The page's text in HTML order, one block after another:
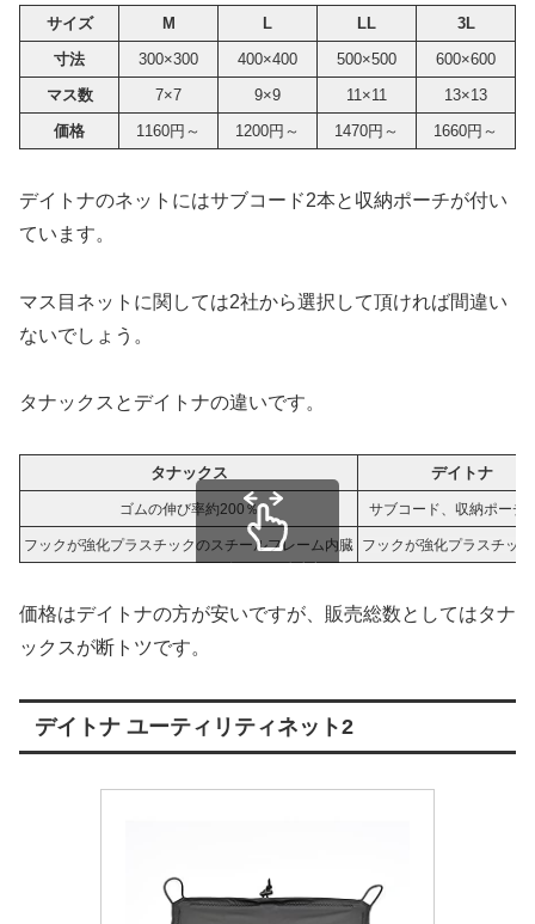
サイズ M L LL
3L
寸法
300×300 400×400 500×500
600×600
マス数
7×7 9×9 11×11
13×13
価格
1160円～ 1200円～ 1470円～ 1660円～
デイトナのネットにはサブコード2本と収納ポーチが付い
ています。
マス目ネットに関しては2社から選択して頂ければ間違い
ないでしょう。
タナックスとデイトナの違いです。
タナックス デイトナ
ゴムの伸び率約200％ サブコード、収納ポーチ
フックが強化プラスチックのスチールフレーム内臓 フックが強化プラスチッ
スクロールできます
価格はデイトナの方が安いですが、販売総数としてはタナ
ックスが断トツです。
デイトナ ユーティリティネット2